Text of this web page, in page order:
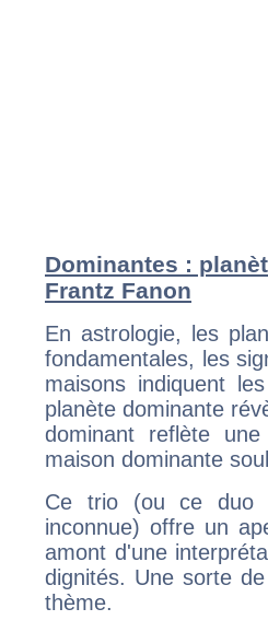
Dominantes :
Frantz Fanon
En astrologie, les
fondamentales, les
maisons indiquent
planète dominante
dominant reflète
maison dominante
Ce trio (ou ce duo
inconnue) offre un
amont d'une
dignités. Une sorte
thème.